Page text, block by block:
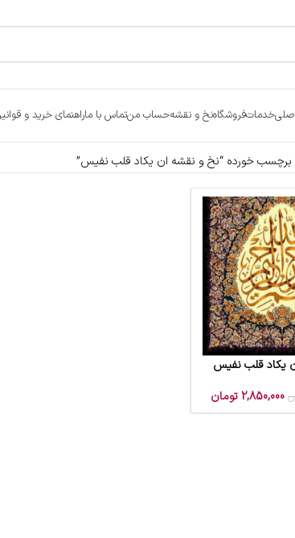
خدماتفروشگاهنخ و نقشهحساب منتماس با ماراهنمای خرید و
خورده “نخ و نقشه ان یکاد قلب نفیس”
یکاد قلب نفیس
2,850,000تومان